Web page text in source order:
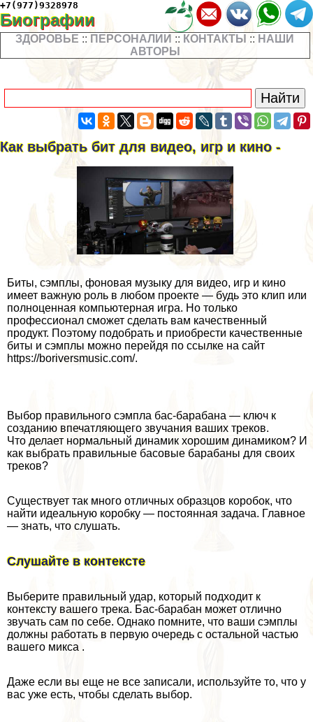
+7(977)9328978
Биографии
ЗДОРОВЬЕ :: ПЕРСОНАЛИИ :: КОНТАКТЫ :: НАШИ
АВТОРЫ
Как выбрать бит для видео, игр и кино -
Биты, сэмплы, фоновая музыку для видео, игр и кино
имеет важную роль в любом проекте — будь это клип или
полноценная компьютерная игра. Но только
профессионал сможет сделать вам качественный
продукт. Поэтому подобрать и приобрести качественные
биты и сэмплы можно перейдя по ссылке на сайт
https://boriversmusic.com/.
Выбор правильного сэмпла бас-баpaбана — ключ к
созданию впечатляющего звучания ваших треков.
Что делает нормальный динамик хорошим динамиком? И
как выбрать правильные басовые баpaбаны для своих
треков?
Существует так много отличных образцов коробок, что
найти идеальную коробку — постоянная задача. Главное
— знать, что слушать.
Слушайте в контексте
Выберите правильный удар, который подходит к
контексту вашего трека. Бас-баpaбан может отлично
звучать сам по себе. Однако помните, что ваши сэмплы
должны работать в первую очередь с остальной частью
вашего микса .
Даже если вы еще не все записали, используйте то, что у
вас уже есть, чтобы сделать выбор.